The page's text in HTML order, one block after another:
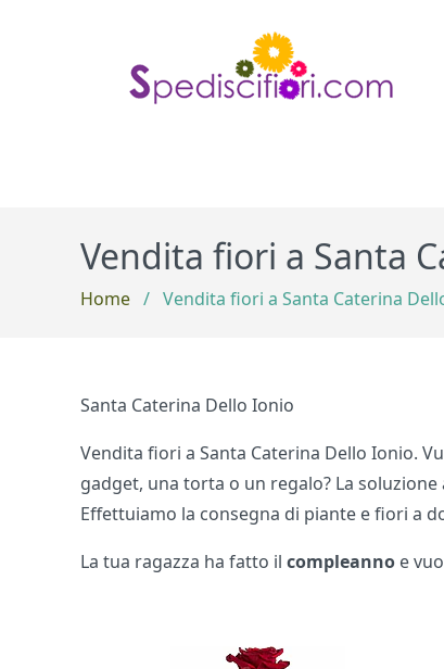
Vendita fiori a Santa
Home / Vendita fiori a Santa Caterina
Santa Caterina Dello Ionio
Vendita fiori a Santa Caterina Dello Ionio.
gadget, una torta o un regalo? La
Effettuiamo la consegna di piante e fiori a
La tua ragazza ha fatto ilcompleanno e